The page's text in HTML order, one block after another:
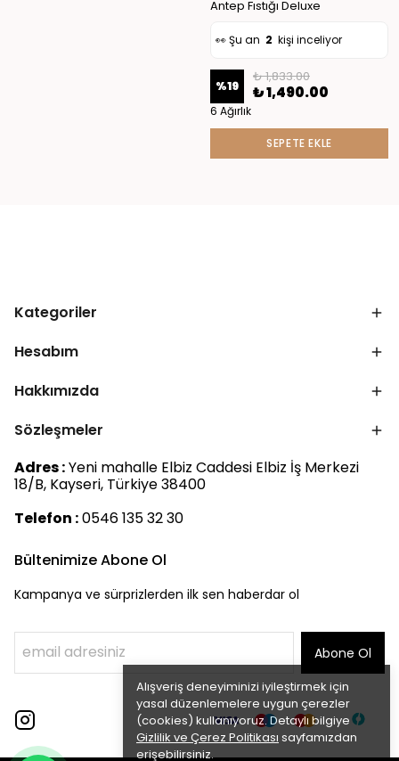
Alışveriş deneyiminizi iyileştirmek için
yasal düzenlemelere uygun çerezler
(cookies) kullanıyoruz. Detaylı bilgiye
Gizlilik ve Çerez Politikası sayfamızdan
erişebilirsiniz.
Antep Fıstığı Deluxe
👀 Şu an 2 kişi inceliyor
%19
₺ 1,833.00
₺ 1,490.00
6 Ağırlık
SEPETE EKLE
Kategoriler
Hesabım
Hakkımızda
Sözleşmeler
Adres :Yeni mahalle Elbiz Caddesi Elbiz İş Merkezi
18/B, Kayseri, Türkiye 38400
Telefon :0546 135 32 30
Bültenimize Abone Ol
Kampanya ve sürprizlerden ilk sen haberdar ol
Abone Ol